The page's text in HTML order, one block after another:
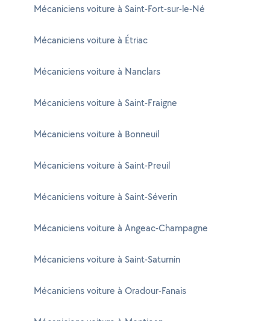
Mécaniciens voiture à Saint-Fort-sur-le-Né
Mécaniciens voiture à Étriac
Mécaniciens voiture à Nanclars
Mécaniciens voiture à Saint-Fraigne
Mécaniciens voiture à Bonneuil
Mécaniciens voiture à Saint-Preuil
Mécaniciens voiture à Saint-Séverin
Mécaniciens voiture à Angeac-Champagne
Mécaniciens voiture à Saint-Saturnin
Mécaniciens voiture à Oradour-Fanais